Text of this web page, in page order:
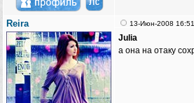
Reira 13-Июн-2008 16:51
Julia
а она на отаку